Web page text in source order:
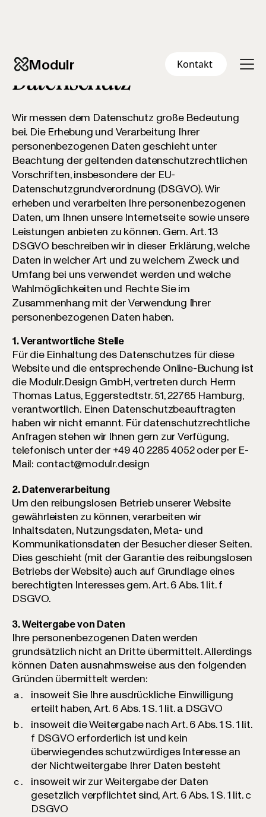
Modulr Kontakt
Datenschutz
Wir messen dem Datenschutz große Bedeutung
bei. Die Erhebung und Verarbeitung Ihrer
personenbezogenen Daten geschieht unter
Beachtung der geltenden datenschutzrechtlichen
Vorschriften, insbesondere der EU-
Datenschutzgrundverordnung (DSGVO). Wir
erheben und verarbeiten Ihre personenbezogenen
Daten, um Ihnen unsere Internetseite sowie unsere
Leistungen anbieten zu können. Gem. Art. 13
DSGVO beschreiben wir in dieser Erklärung, welche
Daten in welcher Art und zu welchem Zweck und
Umfang bei uns verwendet werden und welche
Wahlmöglichkeiten und Rechte Sie im
Zusammenhang mit der Verwendung Ihrer
personenbezogenen Daten haben.
1. Verantwortliche Stelle
Für die Einhaltung des Datenschutzes für diese
Website und die entsprechende Online-Buchung ist
die Modulr.Design GmbH, vertreten durch Herrn
Thomas Latus, Eggerstedtstr. 51, 22765 Hamburg,
verantwortlich. Einen Datenschutzbeauftragten
haben wir nicht ernannt. Für datenschutzrechtliche
Anfragen stehen wir Ihnen gern zur Verfügung,
telefonisch unter der +49 40 2285 4052oder per E-
Mail: contact@modulr.design
2. Datenverarbeitung
Um den reibungslosen Betrieb unserer Website
gewährleisten zu können, verarbeiten wir
Inhaltsdaten, Nutzungsdaten, Meta- und
Kommunikationsdaten der Besucher dieser Seiten.
Dies geschieht (mit der Garantie des reibungslosen
Betriebs der Website) auch auf Grundlage eines
berechtigten Interesses gem. Art. 6 Abs. 1 lit. f
DSGVO.
3. Weitergabe von Daten
Ihre personenbezogenen Daten werden
grundsätzlich nicht an Dritte übermittelt. Allerdings
können Daten ausnahmsweise aus den folgenden
Gründen übermittelt werden:
insoweit Sie Ihre ausdrückliche Einwilligung
erteilt haben, Art. 6 Abs. 1 S. 1 lit. a DSGVO
insoweit die Weitergabe nach Art. 6 Abs. 1 S. 1 lit.
f DSGVO erforderlich ist und kein
überwiegendes schutzwürdiges Interesse an
der Nichtweitergabe Ihrer Daten besteht
insoweit wir zur Weitergabe der Daten
gesetzlich verpflichtet sind, Art. 6 Abs. 1 S. 1 lit. c
DSGVO